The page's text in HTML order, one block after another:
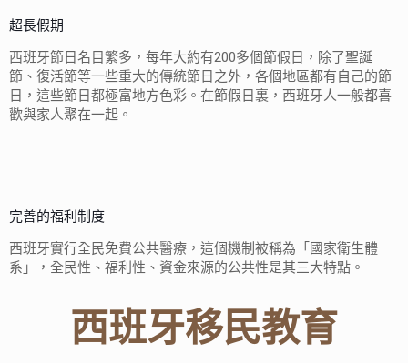
超長假期
西班牙節日名目繁多，每年大約有200多個節假日，除了聖誕
節、復活節等一些重大的傳統節日之外，各個地區都有自己的節
日，這些節日都極富地方色彩。在節假日裏，西班牙人一般都喜
歡與家人聚在一起。
完善的福利制度
西班牙實行全民免費公共醫療，這個機制被稱為「國家衛生體
系」，全民性、福利性、資金來源的公共性是其三大特點。
西班牙移民教育